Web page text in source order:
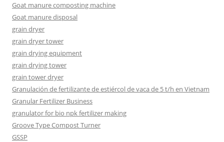
Goat manure composting machine
Goat manure disposal
grain dryer
grain dryer tower
grain drying equipment
grain drying tower
grain tower dryer
Granulación de fertilizante de estiércol de vaca de 5 t/h en Vietnam
Granular Fertilizer Business
granulator for bio npk fertilizer making
Groove Type Compost Turner
GSSP